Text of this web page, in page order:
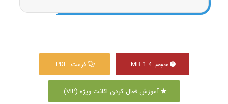
حجم: 1.4 MB فرمت: PDF
آموزش فعال کردن اکانت ویژه (VIP)